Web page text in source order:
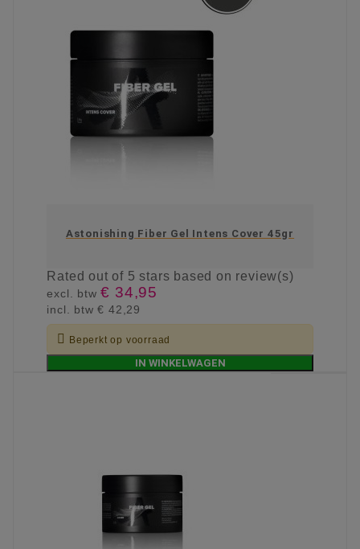
Astonishing Fiber Gel Intens Cover 45gr
Ratedout of 5 stars based on review(s)
excl. btw€ 34,95
incl. btw€ 42,29
 Beperkt op voorraad
IN WINKELWAGEN